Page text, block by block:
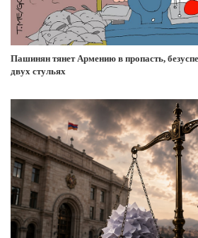
Пашинян тянет Армению в пропасть,
двух стульях